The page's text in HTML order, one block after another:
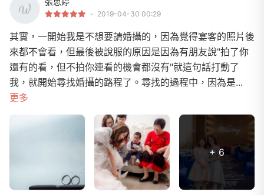
2019-04-30 00:29
其實，一開始我是不想要請婚攝的，因為覺得宴客的照片後
來都不會看，但最後被說服的原因是因為有朋友說"拍了你
還有的看，但不拍你連看的機會都沒有"就這句話打動了
我，就開始尋找婚攝的路程了。尋找的過程中，因為是...
更多
+ 6